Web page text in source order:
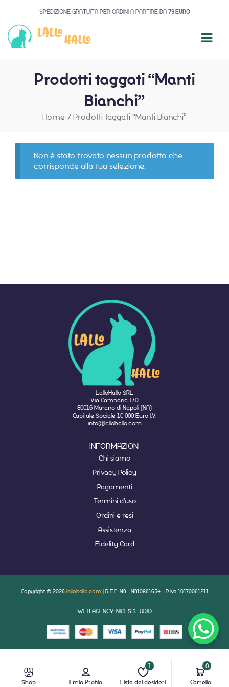
SPEDIZIONE GRATUITA PER ORDINI A PARTIRE DA 79 EURO
Prodotti taggati “Manti
Bianchi”
Home / Prodotti taggati “Manti Bianchi”
Non è stato trovato nessun prodotto che
corrisponde alla tua selezione.
Shop Il mio Profilo Lista dei desideri
1
Carrello
0
LalloHallo SRL
Via Campana 1/D
80016 Marano di Napoli (NA)
Capitale Sociale 10 000 Euro I.V.
info@lallohallo.com
INFORMAZIONI
Chi siamo
Privacy Policy
Pagamenti
Termini d'uso
Ordini e resi
Assistenza
Fidelity Card
Copyright © 2026 lallohallo.com | R.E.A. NA - NA10861654 - P.Iva 10170061211
WEB AGENCY: NICES.STUDIO